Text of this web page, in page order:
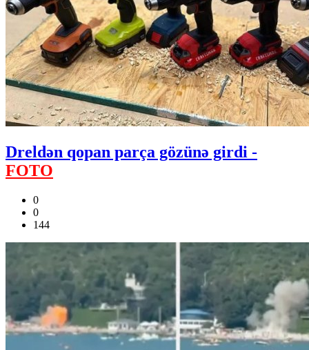
Dreldən qopan parça gözünə girdi -
FOTO
0
0
144